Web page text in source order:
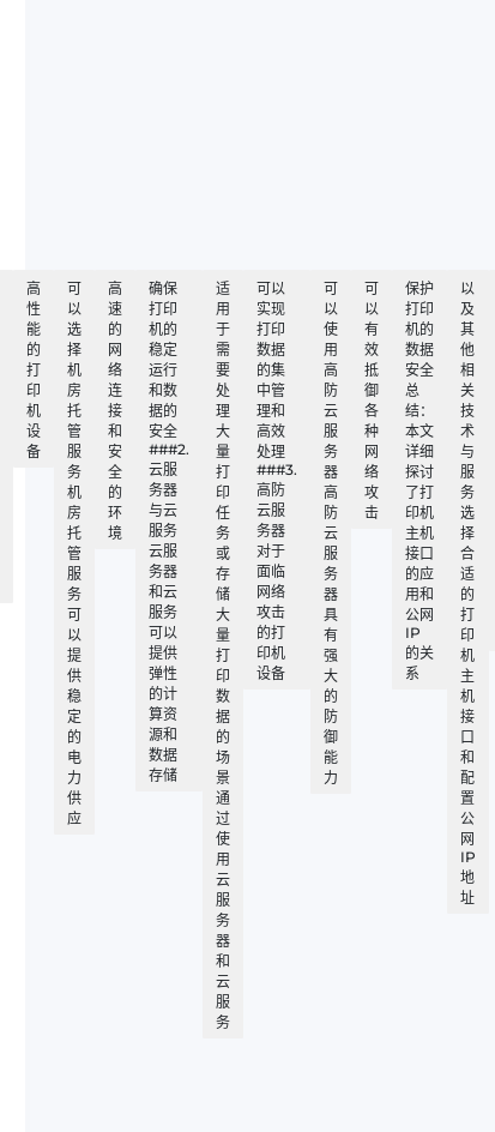
高
性
能
的
打
印
机
设
备
可
以
选
择
机
房
托
管
服
务
机
房
托
管
服
务
可
以
提
供
稳
定
的
电
力
供
应
高
速
的
网
络
连
接
和
安
全
的
环
境
确保
打印
机的
稳定
运行
和数
据的
安全
###2.
云服
务器
与云
服务
云服
务器
和云
服务
可以
提供
弹性
的计
算资
源和
数据
存储
适
用
于
需
要
处
理
大
量
打
印
任
务
或
存
储
大
量
打
印
数
据
的
场
景
通
过
使
用
云
服
务
器
和
云
服
务
可以
实现
打印
数据
的集
中管
理和
高效
处理
###3.
高防
云服
务器
对于
面临
网络
攻击
的打
印机
设备
可
以
使
用
高
防
云
服
务
器
高
防
云
服
务
器
具
有
强
大
的
防
御
能
力
可
以
有
效
抵
御
各
种
网
络
攻
击
保护
打印
机的
数据
安全
总
结：
本文
详细
探讨
了打
印机
主机
接口
的应
用和
公网
IP
的关
系
以
及
其
他
相
关
技
术
与
服
务
选
择
合
适
的
打
印
机
主
机
接
口
和
配
置
公
网
IP
地
址